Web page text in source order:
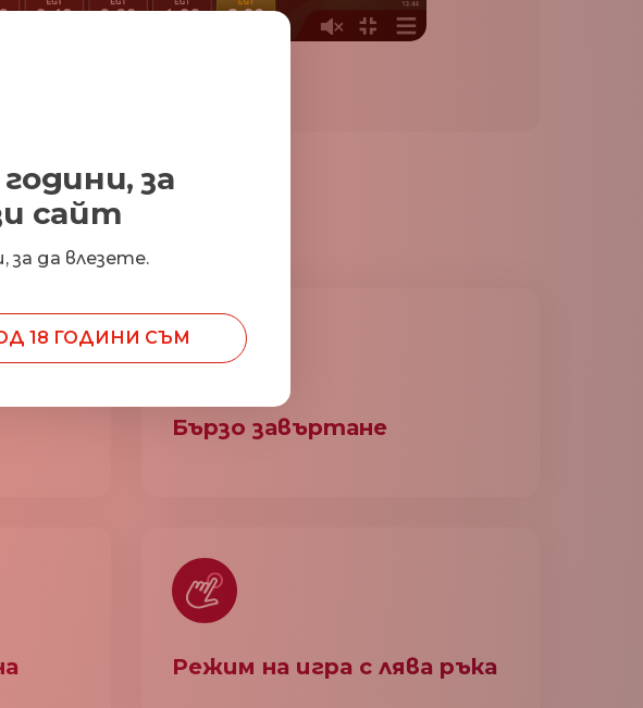
Бързо завъртане
Режим на игра с лява ръка
за
сайт
да влезете.
18 ГОДИНИ СЪМ